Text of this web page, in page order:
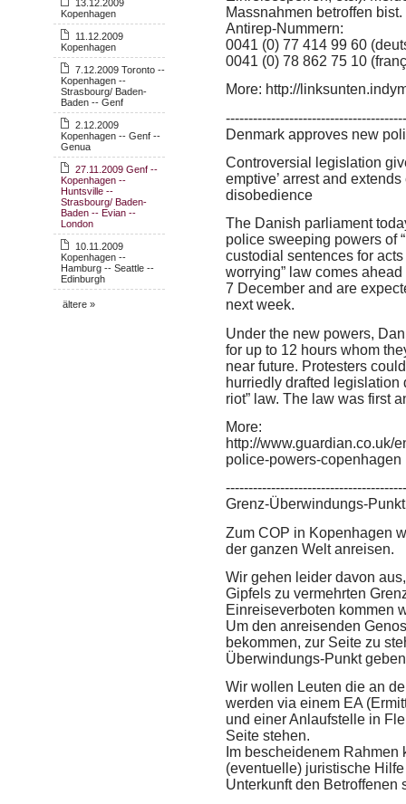
13.12.2009
Kopenhagen
11.12.2009
Kopenhagen
7.12.2009 Toronto --
Kopenhagen --
Strasbourg/ Baden-
Baden -- Genf
2.12.2009
Kopenhagen -- Genf --
Genua
27.11.2009 Genf --
Kopenhagen --
Huntsville --
Strasbourg/ Baden-
Baden -- Evian --
London
10.11.2009
Kopenhagen --
Hamburg -- Seattle --
Edinburgh
ältere »
Massnahmen betroffen bist.
Antirep-Nummern:
0041 (0) 77 414 99 60
0041 (0) 78 862 75 10
More: http://
Denmark approves new
Controversial legislation
emptive’ arrest and
disobedience
The Danish parliament
police sweeping powers of
custodial sentences for
worrying” law comes
7 December and are
next week.
Under the new powers,
for up to 12 hours whom
near future. Protesters
hurriedly drafted legislation
riot” law. The law was first
More:
http://www.guardian.co.uk/
police-powers-copenhagen
Grenz-Überwindungs-
Zum COP in Kopenhagen
der ganzen Welt anreisen.
Wir gehen leider davon
Gipfels zu vermehrten
Einreiseverboten kommen
Um den anreisenden
bekommen, zur Seite zu
Überwindungs-Punkt
Wir wollen Leuten die an
werden via einem EA
und einer Anlaufstelle in
Seite stehen.
Im bescheidenem
(eventuelle) juristische
Unterkunft den Betroffenen